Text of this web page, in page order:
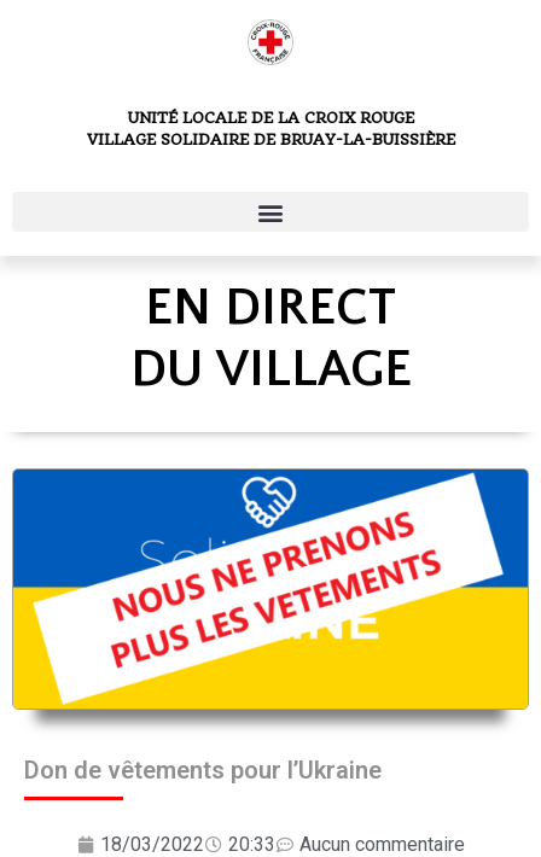
UNITÉ LOCALE DE LA CROIX ROUGE
VILLAGE SOLIDAIRE DE BRUAY-LA-BUISSIÈRE
EN DIRECT
DU VILLAGE
Don de vêtements pour l’Ukraine
18/03/2022 20:33 Aucun commentaire